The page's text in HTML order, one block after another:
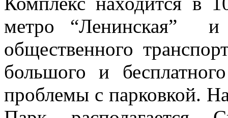
метро “Ленинская”
общественного
большого и
проблемы с парковкой.